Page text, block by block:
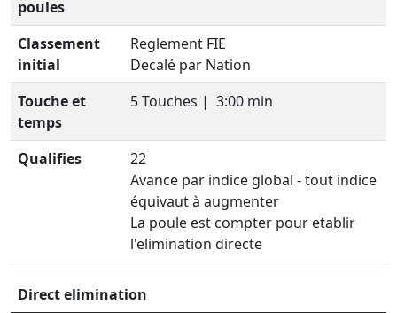
poules
Classement
initial
Reglement FIE
Decalé par Nation
Touche et
temps
5 Touches | 3:00 min
Qualifies
22
Avance par indice global - tout indice
équivaut à augmenter
La poule est compter pour etablir
l'elimination directe
Direct elimination